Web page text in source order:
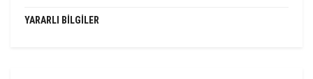
YARARLI BILGILER